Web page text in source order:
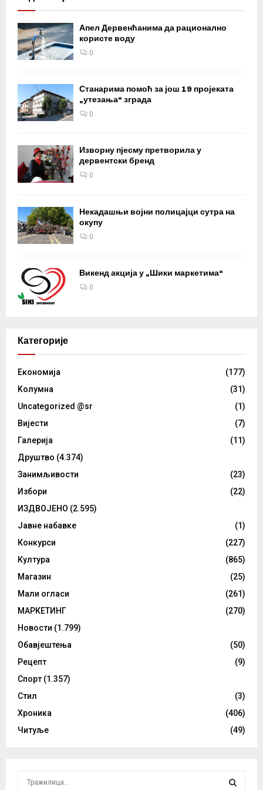
Апел Дервенћанима да рационално
користе воду
0
Станарима помоћ за још 19 пројеката
„утезања“ зграда
0
Изворну пјесму претворила у
дервентски бренд
0
Некадашњи војни полицајци сутра на
окупу
0
Викенд акција у „Шики маркетима“
0
Категорије
Eкономија
(177)
Kолумнa
(31)
Uncategorized @sr
(1)
Вијести
(7)
Галерија
(11)
Друштво (4.374)
Занимљивости
(23)
Избори
(22)
ИЗДВОЈЕНО (2.595)
Јавне набавке
(1)
Конкурси
(227)
Култура
(865)
Магазин
(25)
Мали огласи
(261)
МАРКЕТИНГ
(270)
Новости (1.799)
Обавјештења
(50)
Рецепт
(9)
Спорт (1.357)
Стил
(3)
Хроника
(406)
Читуље
(49)